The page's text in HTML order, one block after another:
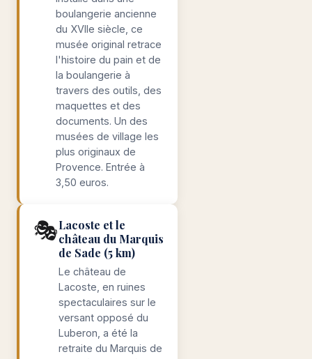
boulangerie ancienne
du XVIIe siècle, ce
musée original retrace
l'histoire du pain et de
la boulangerie à
travers des outils, des
maquettes et des
documents. Un des
musées de village les
plus originaux de
Provence. Entrée à
3,50 euros.
🎭Lacoste et le
château du Marquis
de Sade (5 km)
Le château de
Lacoste, en ruines
spectaculaires sur le
versant opposé du
Luberon, a été la
retraite du Marquis de